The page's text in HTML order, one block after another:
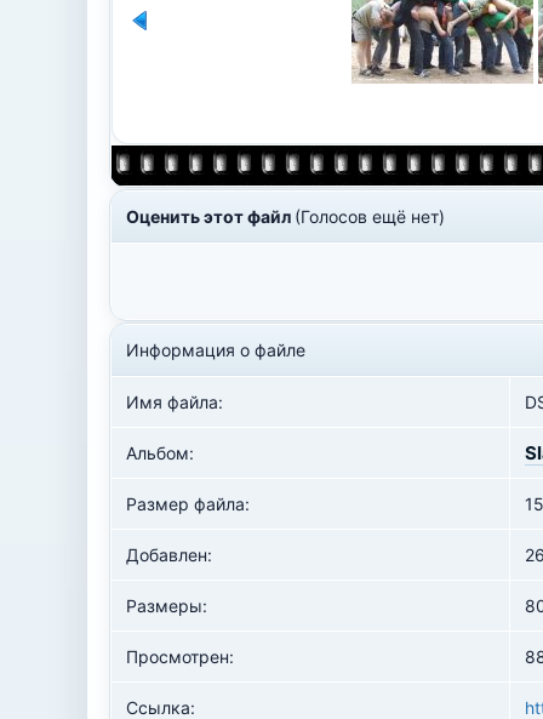
Оценить этот файл (Голосов ещё нет)
Информация о файле
Имя файла:
Альбом:
Размер файла:
Добавлен:
Размеры:
Просмотрен:
Ссылка: